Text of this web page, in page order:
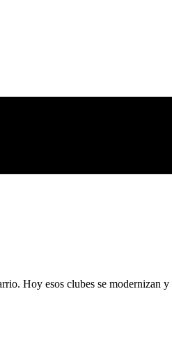
Hoy esos clubes se modernizan